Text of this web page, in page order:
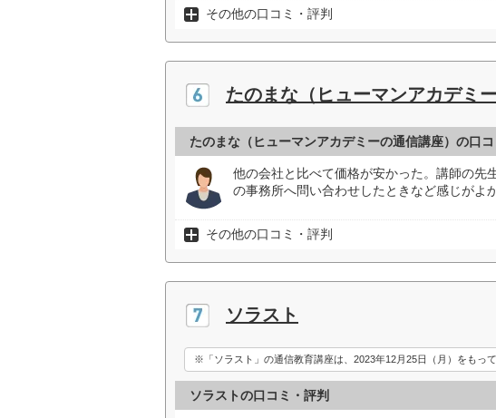
その他の口コミ・評判
たのまな（ヒューマンアカデミ
たのまな（ヒューマンアカデミーの通信講座）の口コ
他の会社と比べて価格が安かった。講師の先
の事務所へ問い合わせしたときなど感じがよ
その他の口コミ・評判
ソラスト
※「ソラスト」の通信教育講座は、2023年12月25日（月）をもっ
ソラストの口コミ・評判